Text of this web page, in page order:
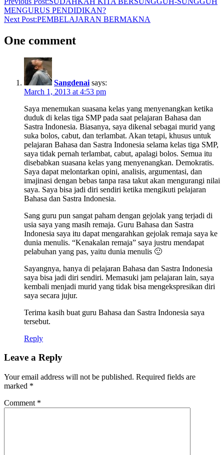
MENGURUS PENDIDIKAN?
Next Post:PEMBELAJARAN BERMAKNA
One comment
Sangdenai says:
March 1, 2013 at 4:53 pm
Saya menemukan suasana kelas yang menyenangkan ketika
duduk di kelas tiga SMP pada saat pelajaran Bahasa dan
Sastra Indonesia. Biasanya, saya dikenal sebagai murid yang
suka bolos, cabut, dan terlambat. Akan tetapi, khusus untuk
pelajaran Bahasa dan Sastra Indonesia selama kelas tiga SMP,
saya tidak pernah terlambat, cabut, apalagi bolos. Semua itu
disebabkan suasana kelas yang menyenangkan. Demokratis.
Saya dapat melontarkan opini, analisis, argumentasi, dan
imajinasi dengan bebas tanpa rasa takut akan mengurangi nilai
saya. Saya bisa jadi diri sendiri ketika mengikuti pelajaran
Bahasa dan Sastra Indonesia.
Sang guru pun sangat paham dengan gejolak yang terjadi di
usia saya yang masih remaja. Guru Bahasa dan Sastra
Indonesia saya itu dapat mengarahkan gejolak remaja saya ke
dunia menulis. “Kenakalan remaja” saya justru mendapat
pelabuhan yang pas, yaitu dunia menulis 🙂
Sayangnya, hanya di pelajaran Bahasa dan Sastra Indonesia
saya bisa jadi diri sendiri. Memasuki jam pelajaran lain, saya
kembali menjadi murid yang tidak bisa mengekspresikan diri
saya secara jujur.
Terima kasih buat guru Bahasa dan Sastra Indonesia saya
tersebut.
Reply
Leave a Reply
Your email address will not be published. Required fields are
marked *
Comment *